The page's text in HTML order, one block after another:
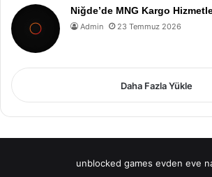
Niğde’de MNG Kargo
Admin 23 Temmuz 2026
Daha Fazla Yükle
unblocked games evden eve